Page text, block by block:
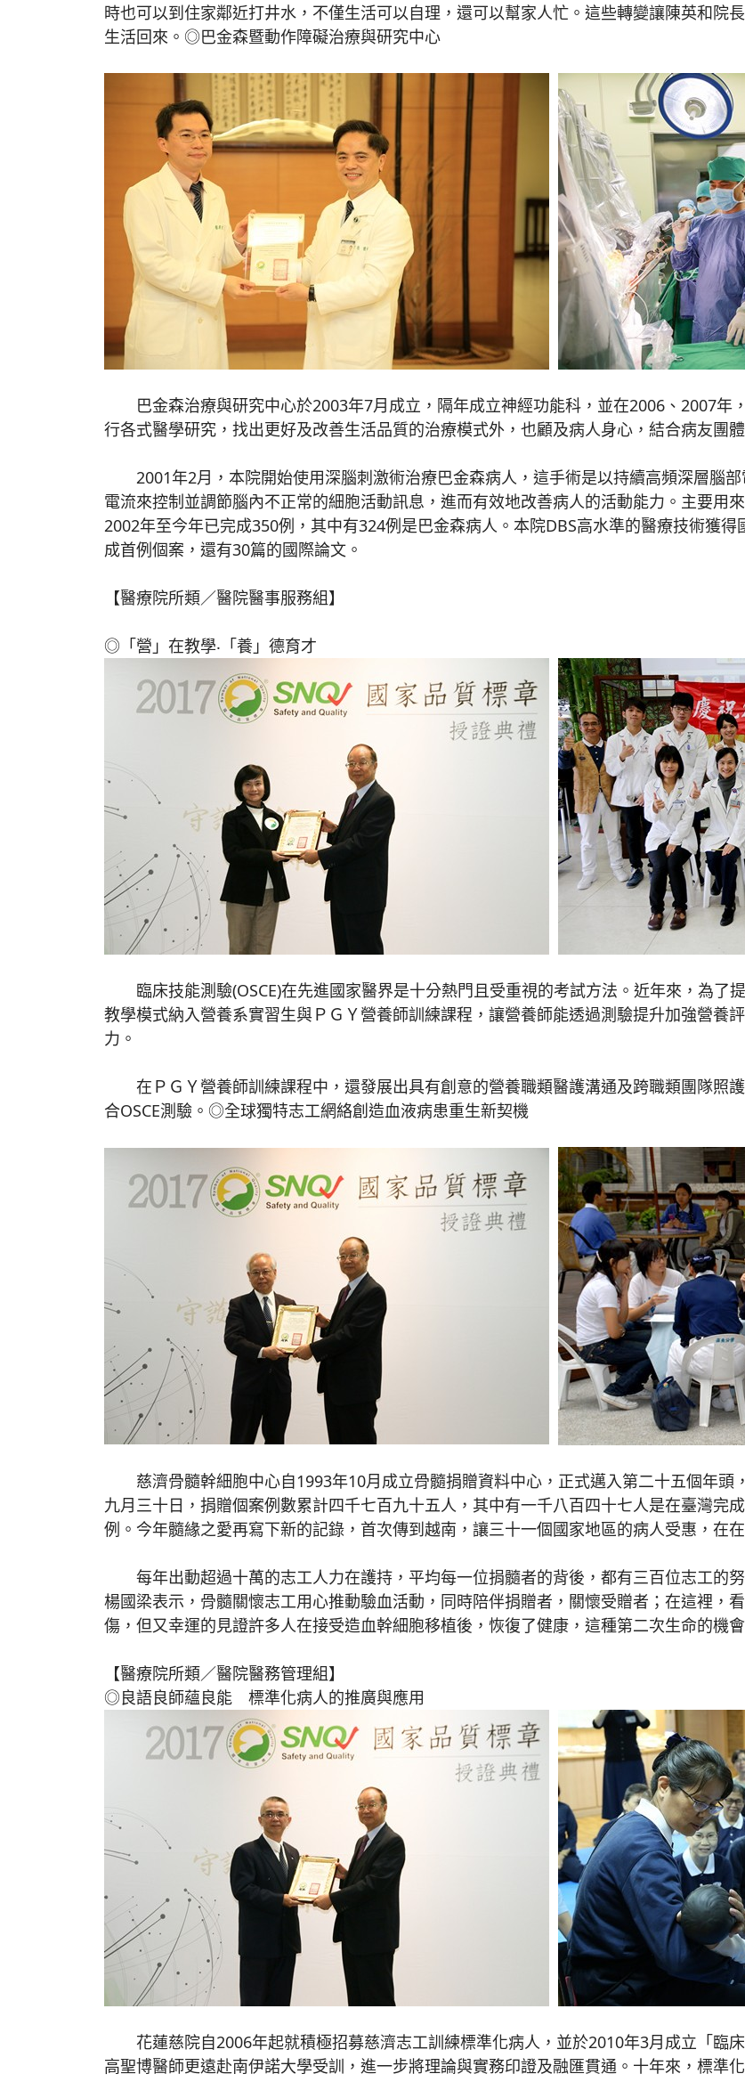
時也可以到住家鄰近打井水，不僅生活可以自理，還可以幫家人忙。這些轉變讓陳英和院
生活回來。◎巴金森暨動作障礙治療與研究中心
巴金森治療與研究中心於2003年7月成立，隔年成立神經功能科，並在2006、2007年
行各式醫學研究，找出更好及改善生活品質的治療模式外，也顧及病人身心，結合病友團
2001年2月，本院開始使用深腦刺激術治療巴金森病人，這手術是以持續高頻深層腦
電流來控制並調節腦內不正常的細胞活動訊息，進而有效地改善病人的活動能力。主要用
2002年至今年已完成350例，其中有324例是巴金森病人。本院DBS高水準的醫療技術獲
成首例個案，還有30篇的國際論文。
【醫療院所類／醫院醫事服務組】
◎「營」在教學‧「養」德育才
臨床技能測驗(OSCE)在先進國家醫界是十分熱門且受重視的考試方法。近年來，為了
教學模式納入營養系實習生與ＰＧＹ營養師訓練課程，讓營養師能透過測驗提升加強營養
力。
在ＰＧＹ營養師訓練課程中，還發展出具有創意的營養職類醫護溝通及跨職類團隊照
合OSCE測驗。◎全球獨特志工網絡創造血液病患重生新契機
慈濟骨髓幹細胞中心自1993年10月成立骨髓捐贈資料中心，正式邁入第二十五個年頭
九月三十日，捐贈個案例數累計四千七百九十五人，其中有一千八百四十七人是在臺灣完
例。今年髓緣之愛再寫下新的記錄，首次傳到越南，讓三十一個國家地區的病人受惠，在
每年出動超過十萬的志工人力在護持，平均每一位捐髓者的背後，都有三百位志工的
楊國梁表示，骨髓關懷志工用心推動驗血活動，同時陪伴捐贈者，關懷受贈者；在這裡，
傷，但又幸運的見證許多人在接受造血幹細胞移植後，恢復了健康，這種第二次生命的機
【醫療院所類／醫院醫務管理組】
◎良語良師蘊良能 標準化病人的推廣與應用
花蓮慈院自2006年起就積極招募慈濟志工訓練標準化病人，並於2010年3月成立「臨
高聖博醫師更遠赴南伊諾大學受訓，進一步將理論與實務印證及融匯貫通。十年來，標準